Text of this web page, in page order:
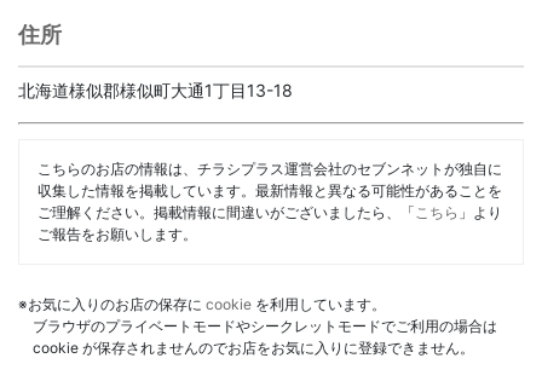
住所
北海道様似郡様似町大通1丁目13-18
こちらのお店の情報は、チラシプラス運営会社のセブンネットが独自に
収集した情報を掲載しています。最新情報と異なる可能性があることを
ご理解ください。掲載情報に間違いがございましたら、「 こちら 」より
ご報告をお願いします。
※お気に入りのお店の保存に cookie を利用しています。
ブラウザのプライベートモードやシークレットモードでご利用の場合は
cookie が保存されませんのでお店をお気に入りに登録できません。